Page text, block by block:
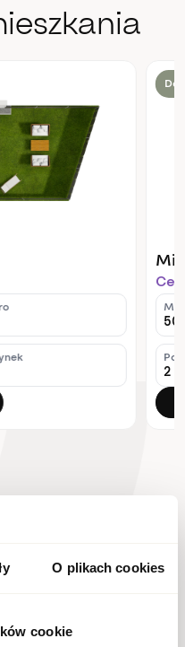
O plikach cookies
cookie
2
z